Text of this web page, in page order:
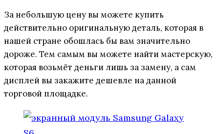
За небольшую цену вы можете купить
действительно оригинальную деталь, которая в
нашей стране обошлась бы вам значительно
дороже. Тем самым вы можете найти мастерскую,
которая возьмёт деньги лишь за замену, а сам
дисплей вы закажите дешевле на данной
торговой площадке.